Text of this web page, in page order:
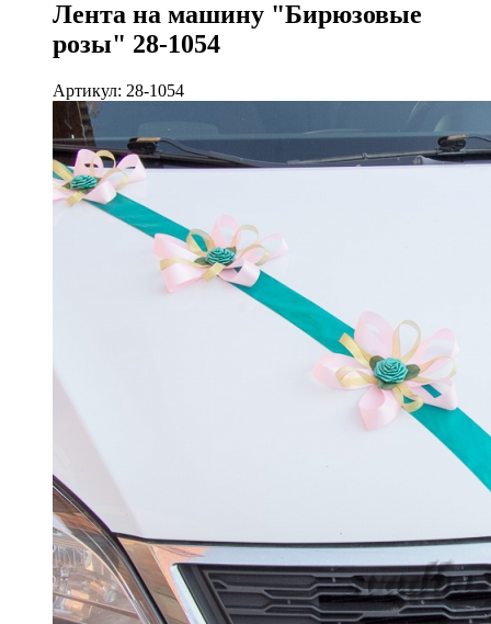
Лента на машину "Бирюзовые
розы" 28-1054
Артикул: 28-1054